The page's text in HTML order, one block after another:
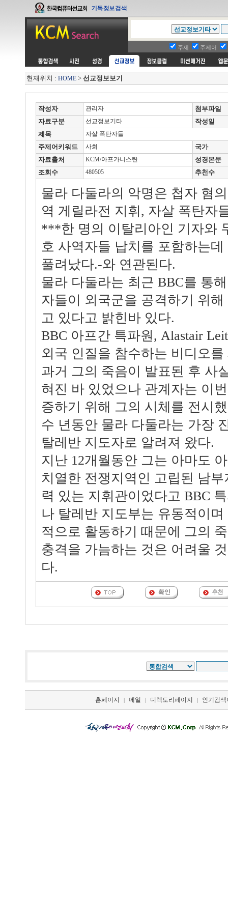
주제 주제어
현재위치 : HOME > 선교정보보기
작성자 관리자
첨부파일
자료구분
선교정보기타
작성일
제목
자살 폭탄자들
주제어키워드 사회
국가
자료출처
KCM/아프가니스탄
성경본문
조회수
480505 추천수
물라 다둘라의 악명은 첩자 혐
역 게릴라전 지휘, 자살 폭탄자
***한 명의 이탈리아인 기자와
호 사역자들 납치를 포함하는
풀려났다.-와 연관된다.
물라 다둘라는 최근 BBC를 통
자들이 외국군을 공격하기 위
고 있다고 밝힌바 있다.
BBC 아프간 특파원, Alastair
외국 인질을 참수하는 비디오
과거 그의 죽음이 발표된 후 사
혀진 바 있었으나 관계자는 이
증하기 위해 그의 시체를 전시
수 년동안 물라 다둘라는 가장
탈레반 지도자로 알려져 왔다.
지난 12개월동안 그는 아마도
치열한 전쟁지역인 고립된 남
력 있는 지휘관이었다고 BBC
나 탈레반 지도부는 유동적이
적으로 활동하기 때문에 그의
충격을 가늠하는 것은 어려울
다.
홈페이지 | 메일 | 디렉토리페이지 | 인기검색